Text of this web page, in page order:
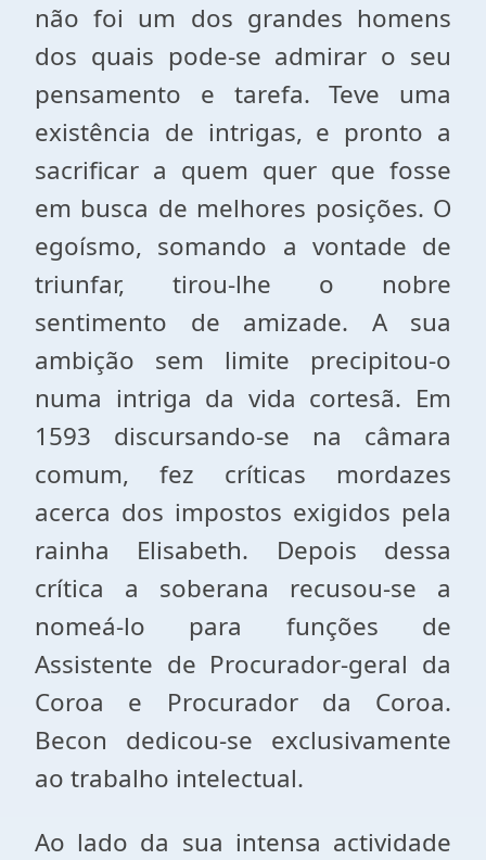
não foi um dos grandes homens
dos quais pode-se admirar o seu
pensamento e tarefa. Teve uma
existência de intrigas, e pronto a
sacrificar a quem quer que fosse
em busca de melhores posições. O
egoísmo, somando a vontade de
triunfar, tirou-lhe o nobre
sentimento de amizade. A sua
ambição sem limite precipitou-o
numa intriga da vida cortesã. Em
1593 discursando-se na câmara
comum, fez críticas mordazes
acerca dos impostos exigidos pela
rainha Elisabeth. Depois dessa
crítica a soberana recusou-se a
nomeá-lo para funções de
Assistente de Procurador-geral da
Coroa e Procurador da Coroa.
Becon dedicou-se exclusivamente
ao trabalho intelectual.
Ao lado da sua intensa actividade